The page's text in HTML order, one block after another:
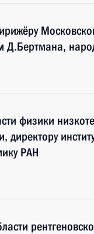
Д.Бертмана,
физики
директору
РАН